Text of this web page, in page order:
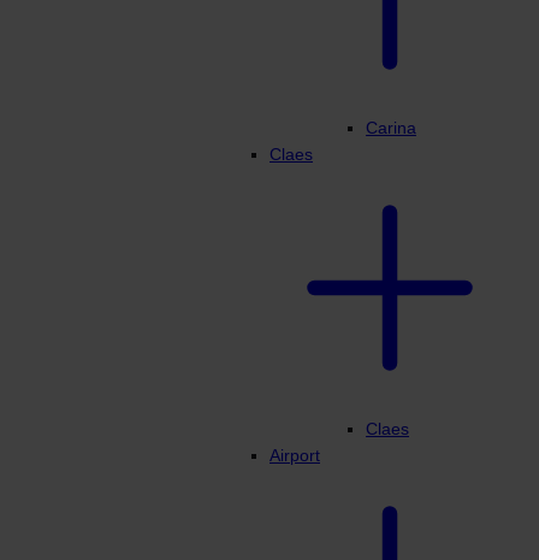
Carina
Claes
Claes
Airport